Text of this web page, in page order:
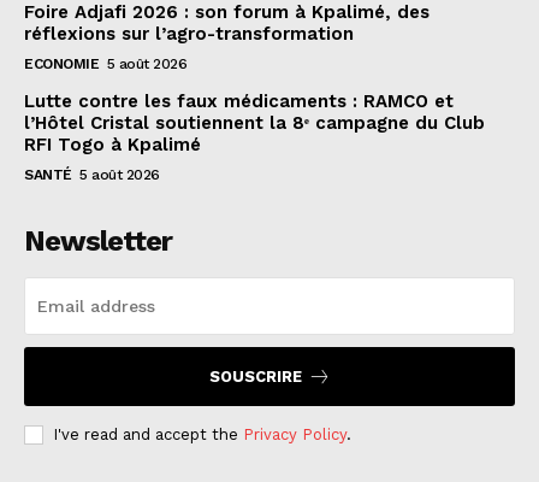
Foire Adjafi 2026 : son forum à Kpalimé, des
réflexions sur l’agro-transformation
ECONOMIE 5 août 2026
Lutte contre les faux médicaments : RAMCO et
l’Hôtel Cristal soutiennent la 8ᵉ campagne du Club
RFI Togo à Kpalimé
SANTÉ 5 août 2026
Newsletter
SOUSCRIRE
I've read and accept the Privacy Policy.